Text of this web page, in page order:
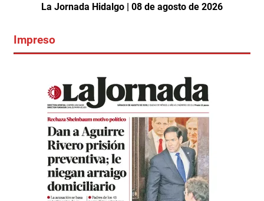
La Jornada Hidalgo | 08 de agosto de 2026
Impreso